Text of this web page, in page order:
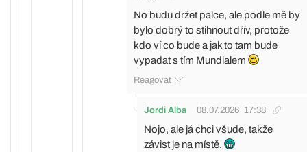
No budu držet palce, ale podle mě by
bylo dobrý to stihnout dřív, protože
kdo ví co bude a jak to tam bude
vypadat s tím Mundialem
Reagovat
Jordi Alba 08.07.2026 17:38
Nojo, ale já chci všude, takže
závist je na místě.